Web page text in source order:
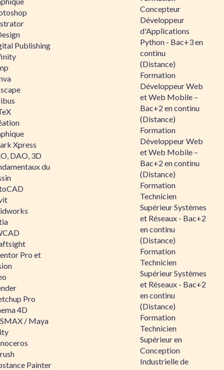
Publishing
Xpress
DAO, 3D
du
Pro et
Pro
4D
/ Maya
Painter
Concepteur
Développeur
d'Applications
Python - Bac+3 en
continu
(Distance)
Formation
Développeur Web
et Web Mobile –
Bac+2 en continu
(Distance)
Formation
Développeur Web
et Web Mobile –
Bac+2 en continu
(Distance)
Formation
Technicien
Supérieur Systèmes
et Réseaux - Bac+2
en continu
(Distance)
Formation
Technicien
Supérieur Systèmes
et Réseaux - Bac+2
en continu
(Distance)
Formation
Technicien
Supérieur en
Conception
Industrielle de